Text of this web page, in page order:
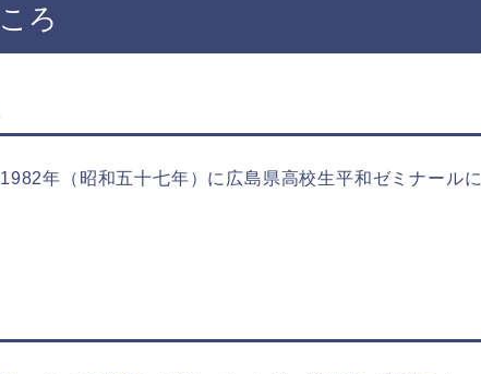
ろ
年（昭和五十七年）に広島県高校生平和ゼミナールに